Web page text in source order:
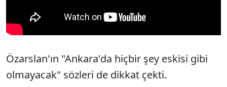
Özarslan'ın "Ankara'da hiçbir şey eskisi gibi
olmayacak" sözleri de dikkat çekti.